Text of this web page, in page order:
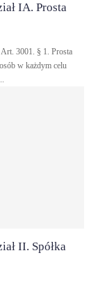
IA. Prosta
w każdym celu
inaczej. §...
II. Spółka